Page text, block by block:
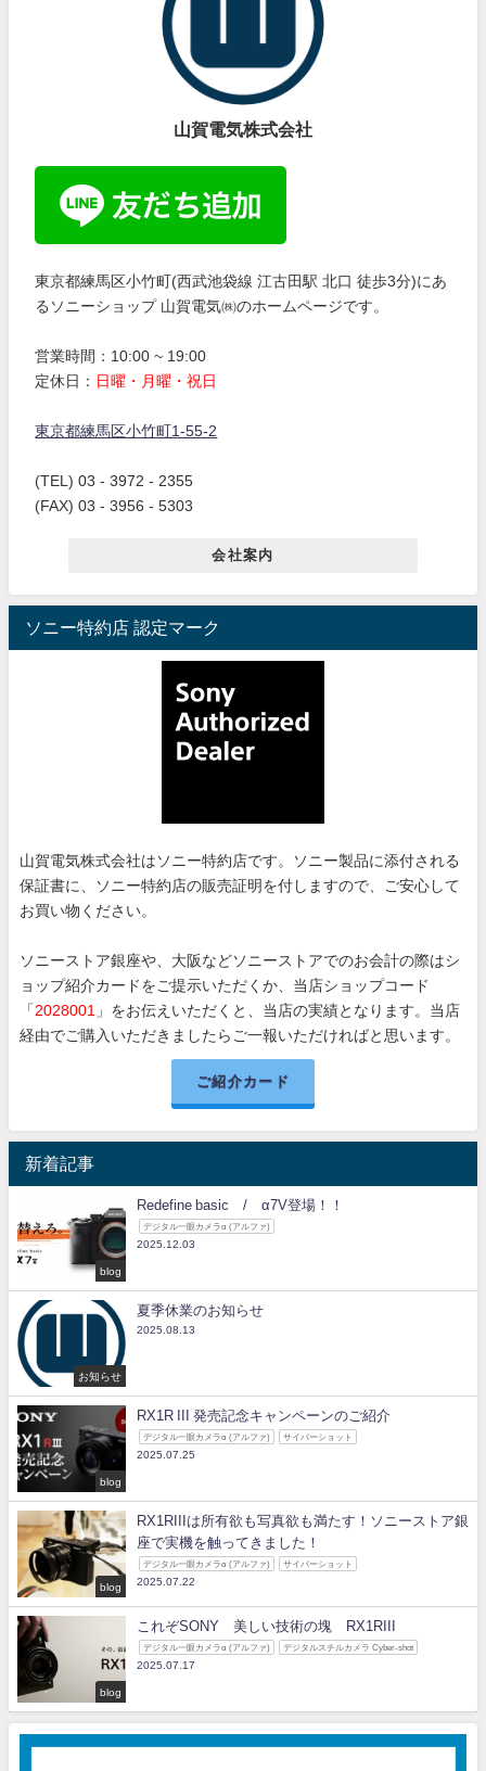
山賀電気株式会社
東京都練馬区小竹町(西武池袋線 江古田駅 北口 徒歩3分)にあ
るソニーショップ 山賀電気㈱のホームページです。
営業時間：10:00 ~ 19:00
定休日：
日曜・月曜・祝日
東京都練馬区小竹町1-55-2
(TEL) 03 - 3972 - 2355
(FAX) 03 - 3956 - 5303
会社案内
ソニー特約店 認定マーク
山賀電気株式会社はソニー特約店です。ソニー製品に添付される
保証書に、ソニー特約店の販売証明を付しますので、ご安心して
お買い物ください。
ソニーストア銀座や、大阪などソニーストアでのお会計の際はシ
ョップ紹介カードをご提示いただくか、当店ショップコード
「 2028001
」をお伝えいただくと、当店の実績となります。当店
経由でご購入いただきましたらご一報いただければと思います。
ご紹介カード
新着記事
blog
Redefine basic / α7V登場！！
デジタル一眼カメラα (アルファ)
2025.12.03
お知らせ
夏季休業のお知らせ
2025.08.13
blog
RX1R III 発売記念キャンペーンのご紹介
デジタル一眼カメラα (アルファ) サイバーショット
2025.07.25
blog
RX1RIIIは所有欲も写真欲も満たす！ソニーストア銀
座で実機を触ってきました！
デジタル一眼カメラα (アルファ) サイバーショット
2025.07.22
blog
これぞSONY 美しい技術の塊 RX1RIII
デジタル一眼カメラα (アルファ) デジタルスチルカメラ Cyber-shot
2025.07.17